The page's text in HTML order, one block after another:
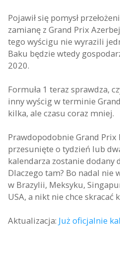
Pojawił się pomysł
zamianę z Grand Prix
tego wyścigu nie wyrazili
Baku będzie wtedy
2020.
Formuła 1 teraz sprawdza,
inny wyścig w terminie
kilka, ale czasu coraz mniej.
Prawdopodobnie Grand Prix
przesunięte o tydzień lub
kalendarza zostanie dodany
Dlaczego tam? Bo nadal nie
w Brazylii, Meksyku,
USA, a nikt nie chce skracać
Aktualizacja: Już oficjalnie